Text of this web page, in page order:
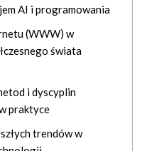
AI i programowania
(WWW) w
świata
i dyscyplin
praktyce
trendów w